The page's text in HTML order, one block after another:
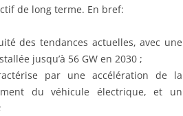
de long terme. En bref:
des tendances actuelles, avec une
jusqu’à 56 GW en 2030 ;
par une accélération de la
du véhicule électrique, et un